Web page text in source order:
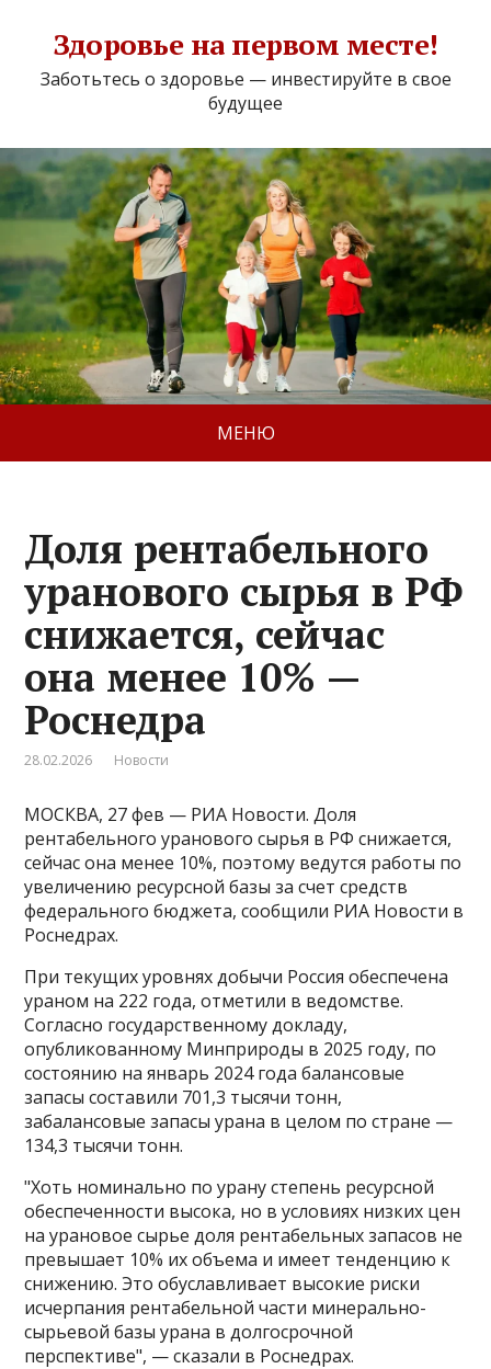
Здоровье на первом месте!
Заботьтесь о здоровье — инвестируйте в свое
будущее
МЕНЮ
Доля рентабельного
уранового сырья в РФ
снижается, сейчас
она менее 10% —
Роснедра
28.02.2026 Новости
МОСКВА, 27 фев — РИА Новости. Доля
рентабельного уранового сырья в РФ снижается,
сейчас она менее 10%, поэтому ведутся работы по
увеличению ресурсной базы за счет средств
федерального бюджета, сообщили РИА Новости в
Роснедрах.
При текущих уровнях добычи Россия обеспечена
ураном на 222 года, отметили в ведомстве​​​.
Согласно государственному докладу,
опубликованному Минприроды в 2025 году, по
состоянию на январь 2024 года балансовые
запасы составили 701,3 тысячи тонн,
забалансовые запасы урана в целом по стране —
134,3 тысячи тонн.
"Хоть номинально по урану степень ресурсной
обеспеченности высока, но в условиях низких цен
на урановое сырье доля рентабельных запасов не
превышает 10% их объема и имеет тенденцию к
снижению. Это обуславливает высокие риски
исчерпания рентабельной части минерально-
сырьевой базы урана в долгосрочной
перспективе", — сказали в Роснедрах.